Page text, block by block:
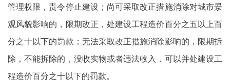
管理权限，责令停止建设；尚可采取改正措施消除对城市景
观风貌影响的，限期改正，处建设工程造价百分之五以上百
分之十以下的罚款；无法采取改正措施消除影响的，限期拆
除，不能拆除的，没收实物或者违法收入，可以并处建设工
程造价百分之十以下的罚款。